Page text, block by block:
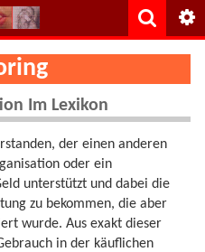
Im Lexikon
der einen anderen
oder ein
unterstützt und dabei die
zu bekommen, die aber
wurde. Aus exakt dieser
in der käuflichen